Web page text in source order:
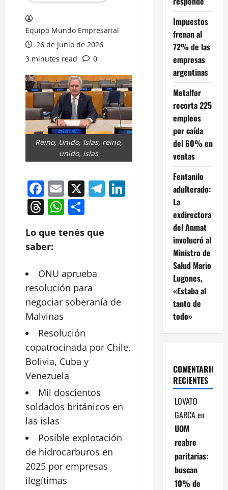
Equipo Mundo Empresarial
26 de junio de 2026
3 minutes read
0
Reino, Unido, Islas, reino,
unido, islas
Facebook
Email
X Telegram
LinkedIn
Threads
WhatsApp
Lo que tenés que
saber:
ONU aprueba
resolución para
negociar soberanía de
Malvinas
Resolución
copatrocinada por Chile,
Bolivia, Cuba y
Venezuela
Mil doscientos
soldados británicos en
las islas
Posible explotación
de hidrocarburos en
2025 por empresas
ilegítimas
Impuestos
frenan al
72% de las
empresas
argentinas
Metalfor
recorta 225
empleos
por caída
del 60% en
ventas
Fentanilo
adulterado:
La
exdirectora
del Anmat
involucró al
Ministro de
Salud Mario
Lugones,
«Estaba al
tanto de
todo»
COMENTARIOS
RECIENTES
LOVATO
GARCAen
UOM
reabre
paritarias:
buscan
10% de